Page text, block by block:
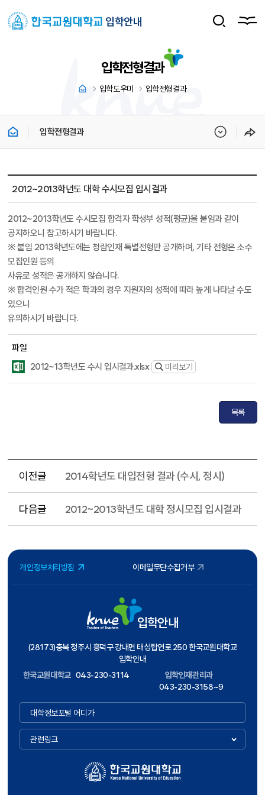
입학안내
입학전형결과
입학도우미 입학전형결과
입학전형결과
2012~2013학년도 대학 수시모집 입시결과
2012~2013학년도 수시모집 합격자 학생부 성적(평균)을 붙임과 같이
공지하오니 참고하시기 바랍니다.
※ 붙임 2013학년도에는 청람인재 특별전형만 공개하며, 기타 전형은 소수
모집인원 등의
사유로 성적은 공개하지 않습니다.
※ 합격인원 수가 적은 학과의 경우 지원자의 성적에 따라 높게 나타날 수도
있으니
유의하시기 바랍니다.
파일
2012~13학년도 수시 입시결과.xlsx
미리보기
목록
이전글 2014학년도 대입전형 결과 (수시, 정시)
다음글 2012~2013학년도 대학 정시모집 입시결과
개인정보처리방침 이메일무단수집거부
입학안내
(28173)충북 청주시 흥덕구 강내면 태성탑연로 250 한국교원대학교
입학안내
한국교원대학교 043-230-3114
입학인재관리과
043-230-3158~9
대학정보포털 어디가
관련링크